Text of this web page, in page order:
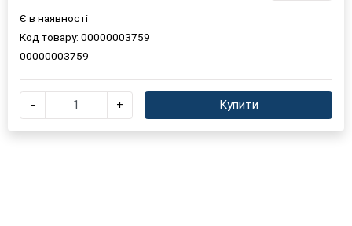
Оберіть мову магазину
Є в наявності
Код товару: 00000003759
00000003759
- + Купити